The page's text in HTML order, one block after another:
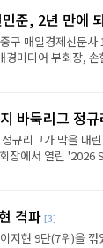
준, 2년 만에
구 매일경제신문
미디어 부회장,
바둑리그 정
규리그가 막을 내
장에서 열린 '2026
격파 [3]
지현 9단(7위)을